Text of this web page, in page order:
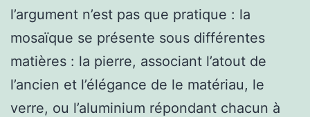
l’argument n’est pas que pratique : la
mosaïque se présente sous différentes
matières : la pierre, associant l’atout de
l’ancien et l’élégance de le matériau, le
verre, ou l’aluminium répondant chacun à